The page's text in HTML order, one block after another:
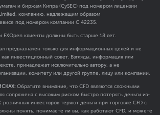
и биржам Кипра (CySEC) под номером лицензии
компанию, надлежащим образом
под номером компании C 42235.
FXOpen клиенты должны быть старше 18 лет.
предназначен только для информационных целей и не
инвестиционный совет. Взгляды, информация или
принадлежат исключительно автору, а не
комитету или другой группе, лицу или компании.
Обратите внимание, что CFD являются сложными
сопряжена с высоким риском быстро потерять деньги из-
розничных инвесторов теряют деньги при торговле CFD с
понять, понимаете ли вы, как работают CFD, и можете